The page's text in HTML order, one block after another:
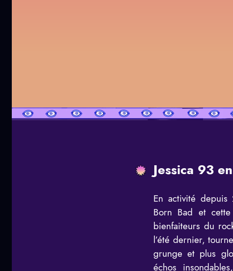
Jessica 93
En activité depuis
Born Bad et
bienfaiteurs du
l’été dernier,
grunge et plus
échos